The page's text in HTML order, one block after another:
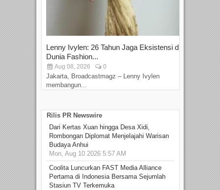
Lenny Ivylen: 26 Tahun Jaga Eksistensi di
Dunia Fashion...
Aug 08, 2026 0
Jakarta, Broadcastmagz – Lenny Ivylen
membangun...
Rilis PR Newswire
Dari Kertas Xuan hingga Desa Xidi,
Rombongan Diplomat Menjelajahi Warisan
Budaya Anhui
Mon, Aug 10 2026 5:57 AM
Coolita Luncurkan FAST Media Alliance
Pertama di Indonesia Bersama Sejumlah
Stasiun TV Terkemuka